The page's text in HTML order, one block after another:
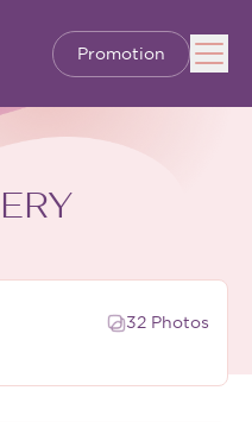
Promotion
32 Photos